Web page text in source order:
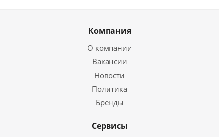
Компания
О компании
Вакансии
Новости
Политика
Бренды
Сервисы